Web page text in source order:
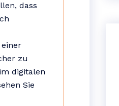
dass
zu
digitalen
Sie